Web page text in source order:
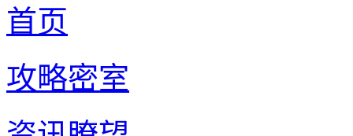
首页
攻略密室